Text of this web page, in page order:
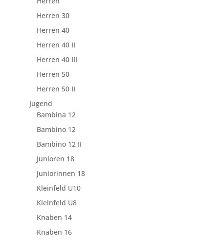
Herren 30
Herren 40
Herren 40 II
Herren 40 III
Herren 50
Herren 50 II
Jugend
Bambina 12
Bambino 12
Bambino 12 II
Junioren 18
Juniorinnen 18
Kleinfeld U10
Kleinfeld U8
Knaben 14
Knaben 16